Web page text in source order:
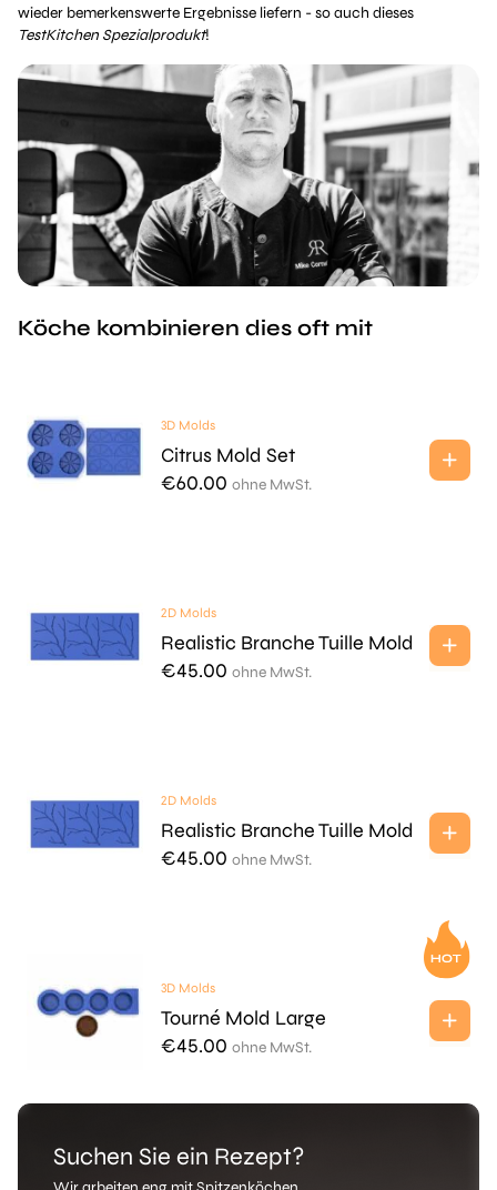
wieder bemerkenswerte Ergebnisse liefern - so auch dieses
TestKitchen Spezialprodukt!
Köche kombinieren dies oft mit
3D Molds
Citrus Mold Set
€60.00 ohne MwSt.
2D Molds
Realistic Branche Tuille Mold
€45.00 ohne MwSt.
2D Molds
Realistic Branche Tuille Mold
€45.00 ohne MwSt.
3D Molds
Tourné Mold Large
€45.00 ohne MwSt.
Suchen Sie ein Rezept?